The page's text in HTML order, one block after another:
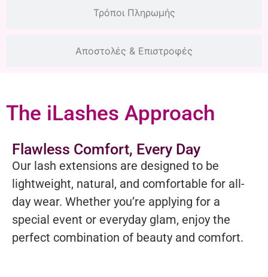
Τρόποι Πληρωμής
Αποστολές & Επιστροφές
The iLashes Approach
Flawless Comfort, Every Day
Our lash extensions are designed to be
lightweight, natural, and comfortable for all-
day wear. Whether you’re applying for a
special event or everyday glam, enjoy the
perfect combination of beauty and comfort.